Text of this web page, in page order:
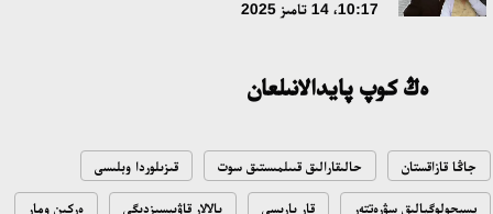
التىن وردا تاريحىن وقىتۋدىڭ يننوۆاسيالىق تاسىلدەرى ەنگىزىلەدى
قازاقستان ۇقك: ۋاقىت سىن-قاتەرلەرى جانە ۇلتتىق مۇددەنى قورعاۋ
10:17، 14 تامىز 2025
ەڭ كوپ پايدالانىلعان
جاڭا قازاقستان حالىقارالىق قىىلمىستىق سوت قىزىلوردا وبلىسى
پسيحولوگيالىق سۋرەتتەر قار بارىسى بالالار قاۋىپسىزدىگى ەركىن ومار